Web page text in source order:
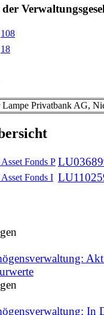
108
18
Privatbank AG,
Fonds P
Fonds I
In